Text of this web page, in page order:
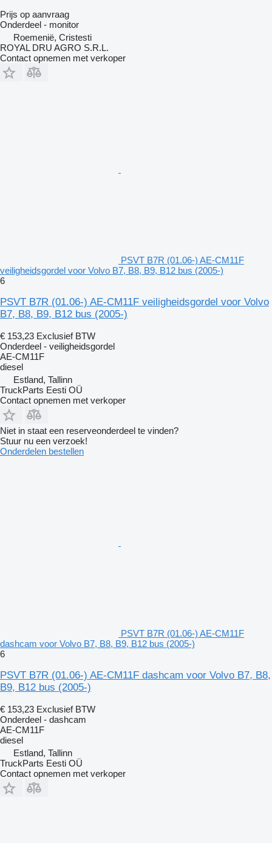
Prijs op aanvraag
Onderdeel - monitor
Roemenië, Cristesti
ROYAL DRU AGRO S.R.L.
Contact opnemen met verkoper
PSVT B7R (01.06-) AE-CM11F
veiligheidsgordel voor Volvo B7, B8, B9, B12 bus (2005-)
6
PSVT B7R (01.06-) AE-CM11F veiligheidsgordel voor Volvo
B7, B8, B9, B12 bus (2005-)
€ 153,23 Exclusief BTW
Onderdeel - veiligheidsgordel
AE-CM11F
diesel
Estland, Tallinn
TruckParts Eesti OÜ
Contact opnemen met verkoper
Niet in staat een reserveonderdeel te vinden?
Stuur nu een verzoek!
Onderdelen bestellen
PSVT B7R (01.06-) AE-CM11F
dashcam voor Volvo B7, B8, B9, B12 bus (2005-)
6
PSVT B7R (01.06-) AE-CM11F dashcam voor Volvo B7, B8,
B9, B12 bus (2005-)
€ 153,23 Exclusief BTW
Onderdeel - dashcam
AE-CM11F
diesel
Estland, Tallinn
TruckParts Eesti OÜ
Contact opnemen met verkoper